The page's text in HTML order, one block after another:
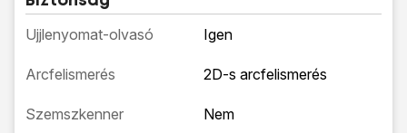
Ujjlenyomat-olvasó Igen
Arcfelismerés 2D-s arcfelismerés
Szemszkenner Nem